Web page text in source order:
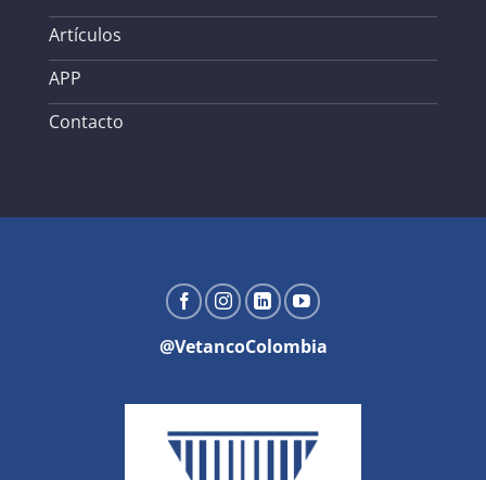
Artículos
APP
Contacto
@VetancoColombia